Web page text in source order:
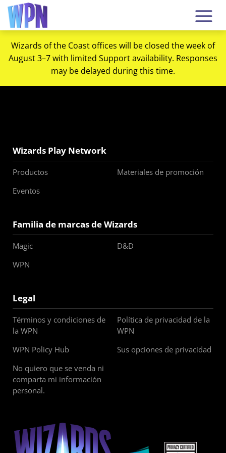
Wizards of the Coast offices will be closed the week of
August 3–7 with limited Support availability. Responses
may be delayed during this time.
Wizards Play Network
Productos
Materiales de promoción
Eventos
Familia de marcas de Wizards
Magic
D&D
WPN
Legal
Términos y condiciones de
la WPN
Política de privacidad de la
WPN
WPN Policy Hub
Sus opciones de privacidad
No quiero que se venda ni
comparta mi información
personal.